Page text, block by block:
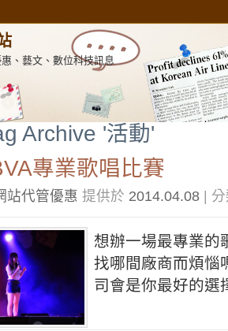
、藝文、數位科技訊息
Archive '活動'
專業歌唱比賽
站代管優惠 提供於 2014.04.08 |
想辦一場最專業的
找哪間廠商而煩惱
司會是你最好的